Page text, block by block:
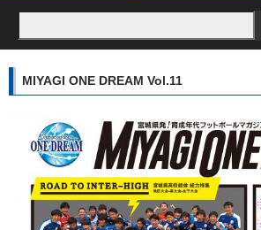
MIYAGI ONE DREAM Vol.11